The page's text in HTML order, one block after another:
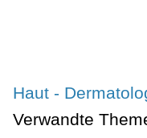
Haut -
Verwandte